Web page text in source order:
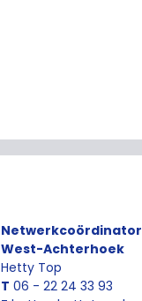
Netwerkcoördinator
West-Achterhoek
Hetty Top
T 06 - 22 24 33 93